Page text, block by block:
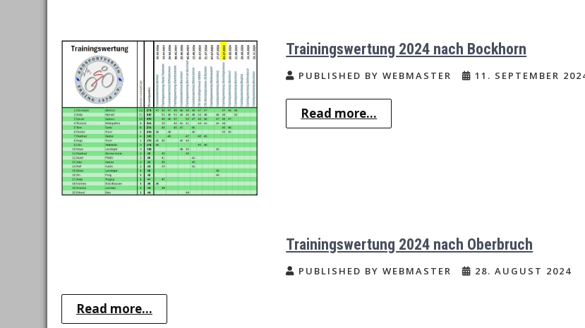
Trainingswertung 2024 nach Bockhorn
PUBLISHED BY WEBMASTER 11. SEPTEMBER
Read more...
Trainingswertung 2024 nach Oberbruch
PUBLISHED BY WEBMASTER 28. AUGUST 2024
Read more...